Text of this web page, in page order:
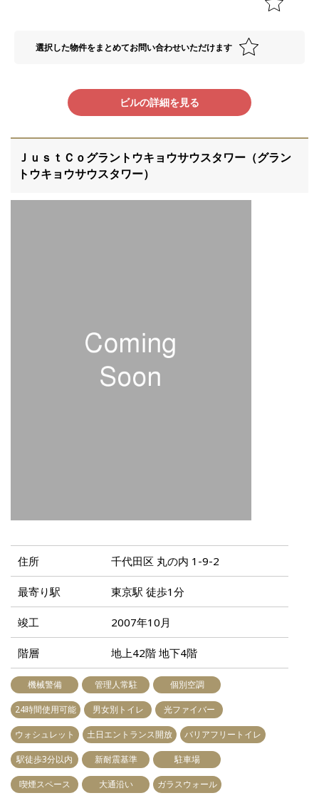
選択した物件をまとめてお問い合わせいただけます
ビルの詳細を見る
ＪｕｓｔＣｏグラントウキョウサウスタワー（グラン
トウキョウサウスタワー）
住所 千代田区 丸の内 1-9-2
最寄り駅 東京駅 徒歩1分
竣工 2007年10月
階層 地上42階 地下4階
機械警備 管理人常駐 個別空調
24時間使用可能 男女別トイレ 光ファイバー
ウォシュレット 土日エントランス開放 バリアフリートイレ
駅徒歩3分以内 新耐震基準 駐車場
喫煙スペース 大通沿い ガラスウォール